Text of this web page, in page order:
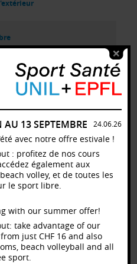
24.06.26
AU 13 SEPTEMBRE
avec notre offre estivale !
: profitez de nos cours
également aux
volley, et de toutes les
le sport libre.
with our summer offer!
take advantage of our
just CHF 16 and also
beach volleyball and all
sport.